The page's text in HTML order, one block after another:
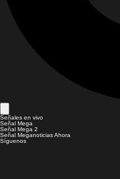
Señales en vivo
Señal Mega
Señal Mega 2
Señal Meganoticias Ahora
Síguenos